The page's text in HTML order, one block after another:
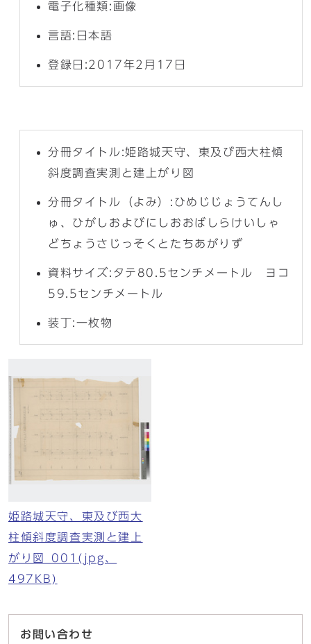
電子化種類:画像
言語:日本語
登録日:2017年2月17日
分冊タイトル:姫路城天守、東及び西大柱傾
斜度調査実測と建上がり図
分冊タイトル（よみ）:ひめじじょうてんし
ゅ、ひがしおよびにしおおばしらけいしゃ
どちょうさじっそくとたちあがりず
資料サイズ:タテ80.5センチメートル ヨコ
59.5センチメートル
装丁:一枚物
姫路城天守、東及び西大
柱傾斜度調査実測と建上
がり図_001(jpg、
497KB)
お問い合わせ